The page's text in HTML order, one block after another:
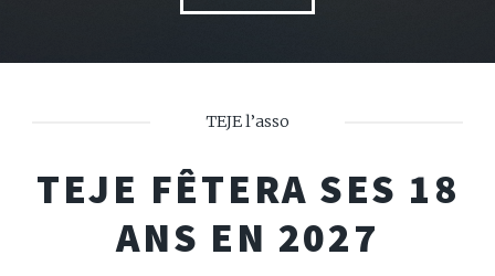
TEJE l’asso
TEJE FÊTERA SES 18
ANS EN 2027